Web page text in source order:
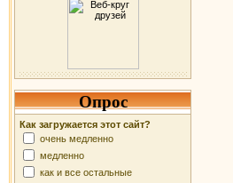
Опрос
Как загружается этот сайт?
очень медленно
медленно
как и все остальные